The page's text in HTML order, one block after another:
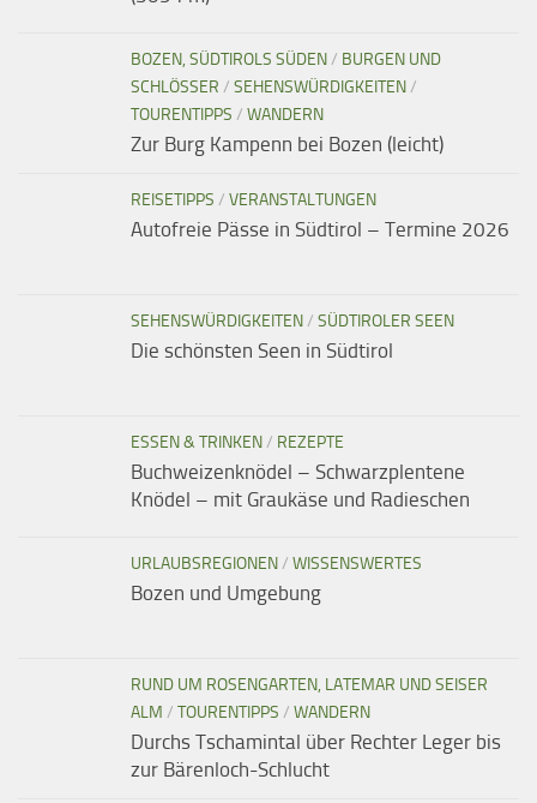
BOZEN, SÜDTIROLS SÜDEN/ BURGEN UND
SCHLÖSSER / SEHENSWÜRDIGKEITEN/
TOURENTIPPS / WANDERN
Zur Burg Kampenn bei Bozen (leicht)
REISETIPPS / VERANSTALTUNGEN
Autofreie Pässe in Südtirol – Termine 2026
SEHENSWÜRDIGKEITEN/ SÜDTIROLER SEEN
Die schönsten Seen in Südtirol
ESSEN & TRINKEN/ REZEPTE
Buchweizenknödel – Schwarzplentene
Knödel – mit Graukäse und Radieschen
URLAUBSREGIONEN/ WISSENSWERTES
Bozen und Umgebung
RUND UM ROSENGARTEN, LATEMAR UND SEISER
ALM / TOURENTIPPS / WANDERN
Durchs Tschamintal über Rechter Leger bis
zur Bärenloch-Schlucht